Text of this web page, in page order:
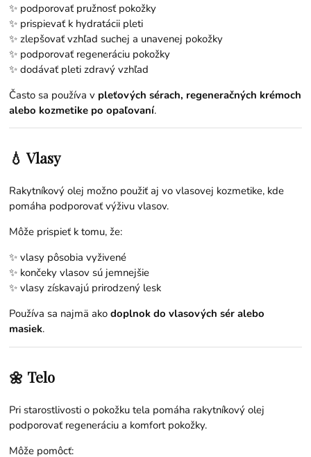
✨ podporovať pružnosť pokožky
✨ prispievať k hydratácii pleti
✨ zlepšovať vzhľad suchej a unavenej pokožky
✨ podporovať regeneráciu pokožky
✨ dodávať pleti zdravý vzhľad
Často sa používa v pleťových sérach, regeneračných krémoch
alebo kozmetike po opaľovaní.
💧 Vlasy
Rakytníkový olej možno použiť aj vo vlasovej kozmetike, kde
pomáha podporovať výživu vlasov.
Môže prispieť k tomu, že:
✨ vlasy pôsobia vyživené
✨ končeky vlasov sú jemnejšie
✨ vlasy získavajú prirodzený lesk
Používa sa najmä akodoplnok do vlasových sér alebo
masiek.
🌼 Telo
Pri starostlivosti o pokožku tela pomáha rakytníkový olej
podporovať regeneráciu a komfort pokožky.
Môže pomôcť: